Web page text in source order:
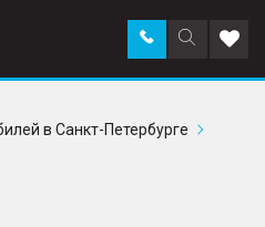
Поиск
по
Заказать
звонок в
в Санкт-Петербурге